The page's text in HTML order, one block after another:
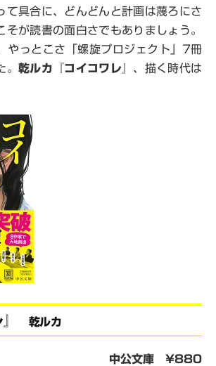
て具合に、どんどんと計画は蔑ろにさ
そが読書の面白さでもありましょう。
やっとこさ「螺旋プロジェクト」7冊
。 乾ルカ 『コイコワレ 』、描く時代は
乾ルカ
中公文庫 ¥880